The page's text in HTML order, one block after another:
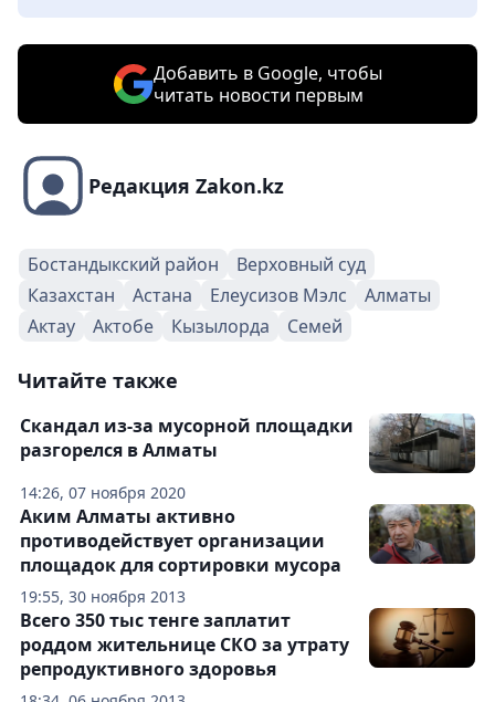
Добавить в Google, чтобы
читать новости первым
Редакция Zakon.kz
Бостандыкский район
Верховный суд
Казахстан
Астана Елеусизов Мэлс
Алматы
Актау
Актобе Кызылорда Семей
Читайте также
14:26, 07 ноября 2020
Скандал из-за мусорной площадки
разгорелся в Алматы
19:55, 30 ноября 2013
Аким Алматы активно
противодействует организации
площадок для сортировки мусора
Всего 350 тыс тенге заплатит
роддом жительнице СКО за утрату
репродуктивного здоровья